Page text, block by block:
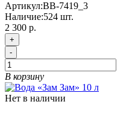
Артикул:BB-7419_3
Наличие:524 шт.
2 300 р.
+
-
В корзину
Нет в наличии